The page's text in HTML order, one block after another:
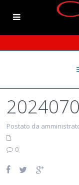
Postato da
0